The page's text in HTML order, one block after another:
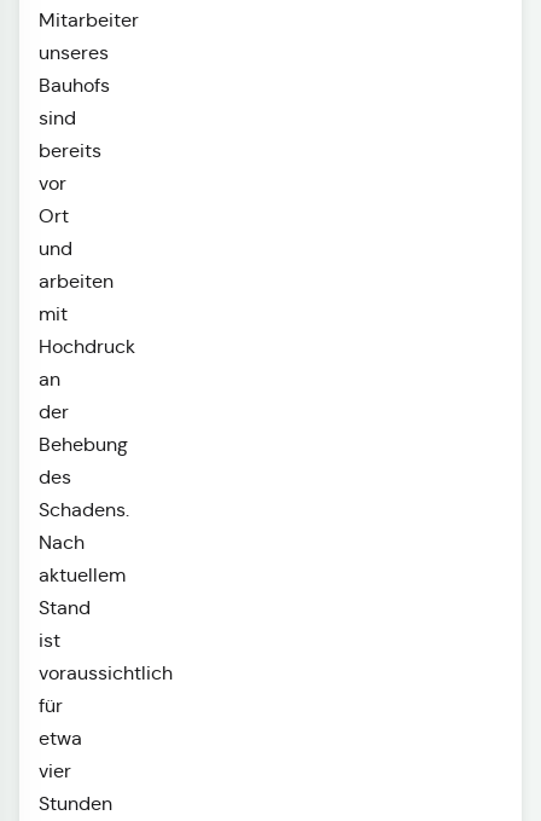
Mitarbeiter
unseres
Bauhofs
sind
bereits
vor
Ort
und
arbeiten
mit
Hochdruck
an
der
Behebung
des
Schadens.
Nach
aktuellem
Stand
ist
voraussichtlich
für
etwa
vier
Stunden